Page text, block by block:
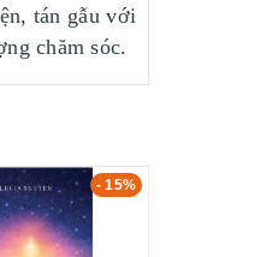
tán gẫu với
chăm sóc.
- 15%